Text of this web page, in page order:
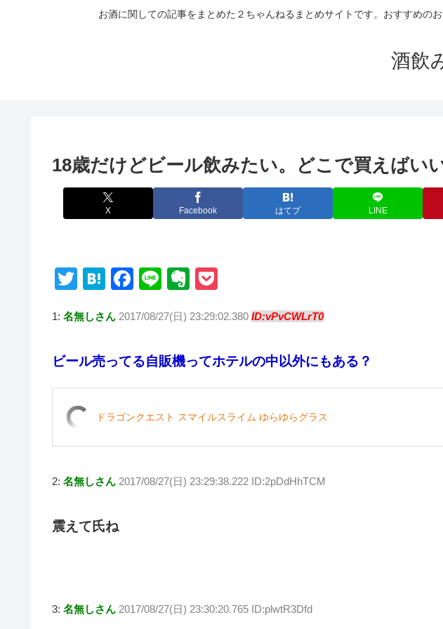
お酒に関しての記事をまとめた２ちゃんねるまとめサイトです。おすすめの
酒飲
18歳だけどビール飲みたい。どこで買えばい
X Facebook はてブ LINE
T
tt
H
e
a
F
c
b
o
o
Li
e
E
er
ot
e
ck
1: 名無しさん 2017/08/27(日) 23:29:02.380 ID:vPvCWLrT0
ビール売ってる自販機ってホテルの中以外にもある？
ドラゴンクエスト スマイルスライム ゆらゆらグラス
2: 名無しさん 2017/08/27(日) 23:29:38.222 ID:2pDdHhTCM
震えて氏ね
3: 名無しさん 2017/08/27(日) 23:30:20.765 ID:plwtR3Dfd